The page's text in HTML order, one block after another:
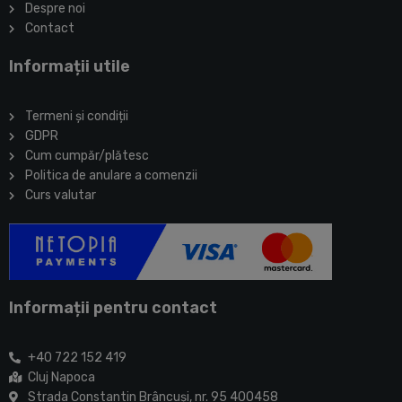
Despre noi
Contact
Informații utile
Termeni și condiții
GDPR
Cum cumpăr/plătesc
Politica de anulare a comenzii
Curs valutar
Informații pentru contact
+40 722 152 419
Cluj Napoca
Strada Constantin Brâncuşi, nr. 95 400458